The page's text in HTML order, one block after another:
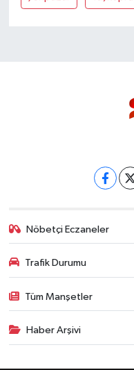
Nöbetçi Eczaneler
Trafik Durumu
Tüm Manşetler
Haber Arşivi